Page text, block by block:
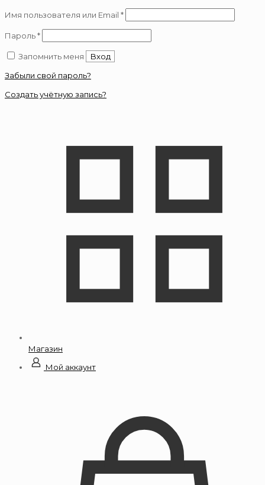
Имя пользователя или Email *Обязательно
Пароль*Обязательно
Запомнить меня
Вход
Забыли свой пароль?
Создать учётную запись?
Магазин
Мой аккаунт